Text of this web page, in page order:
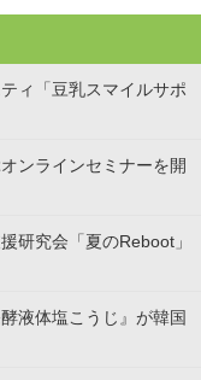
ィ「豆乳スマイルサポ
ンラインセミナーを開
研究会「夏のReboot」
液体塩こうじ』が韓国